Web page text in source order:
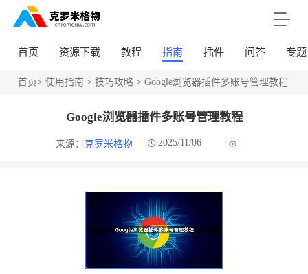
首页 资源下载 教程 指南 插件 问答 专题
首页> 使用指南 > 技巧攻略> Google浏览器插件多账号管理教程
Google浏览器插件多账号管理教程
来源： 克罗米格物 2025/11/06